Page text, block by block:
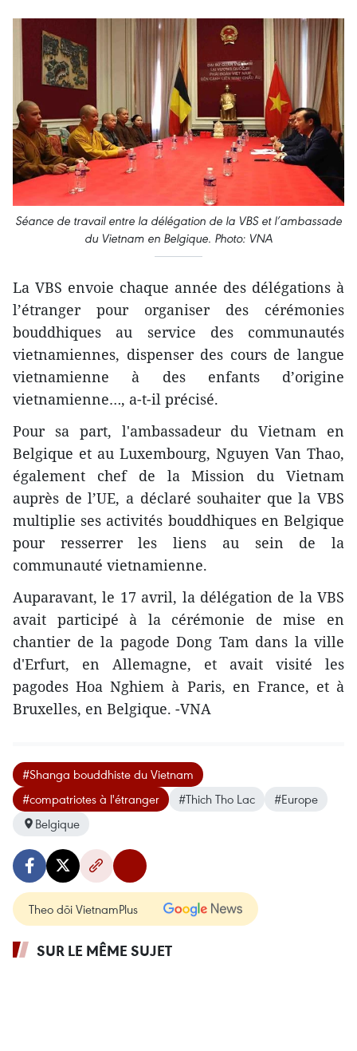
Séance de travail entre la délégation de la VBS et l’ambassade
du Vietnam en Belgique. Photo: VNA
La VBS envoie chaque année des délégations à
l’étranger pour organiser des cérémonies
bouddhiques au service des communautés
vietnamiennes, dispenser des cours de langue
vietnamienne à des enfants d’origine
vietnamienne…, a-t-il précisé.
Pour sa part, l'ambassadeur du Vietnam en
Belgique et au Luxembourg, Nguyen Van Thao,
également chef de la Mission du Vietnam
auprès de l’UE, a déclaré souhaiter que la VBS
multiplie ses activités bouddhiques en Belgique
pour resserrer les liens au sein de la
communauté vietnamienne.
Auparavant, le 17 avril, la délégation de la VBS
avait participé à la cérémonie de mise en
chantier de la pagode Dong Tam dans la ville
d'Erfurt, en Allemagne, et avait visité les
pagodes Hoa Nghiem à Paris, en France, et à
Bruxelles, en Belgique. -VNA
#Shanga bouddhiste du Vietnam
#compatriotes à l'étranger
#Thich Tho Lac
#Europe
Belgique
Theo dõi VietnamPlus
SUR LE MÊME SUJET